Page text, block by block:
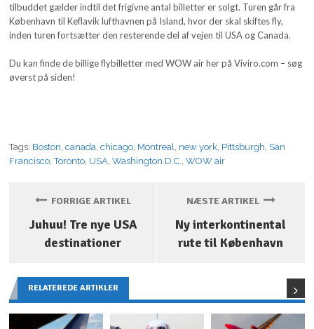
tilbuddet gælder indtil det frigivne antal billetter er solgt. Turen går fra
København til Keflavik lufthavnen på Island, hvor der skal skiftes fly,
inden turen fortsætter den resterende del af vejen til USA og Canada.
Du kan finde de billige flybilletter med WOW air her på Viviro.com – søg
øverst på siden!
Tags: Boston ,canada ,chicago Montreal new york Pittsburgh San
Francisco ,Toronto USA ,Washington D.C. ,WOW air
FORRIGE ARTIKEL
Juhuu! Tre nye USA
destinationer
NÆSTE ARTIKEL
Ny interkontinental
rute til København
RELATEREDE ARTIKLER